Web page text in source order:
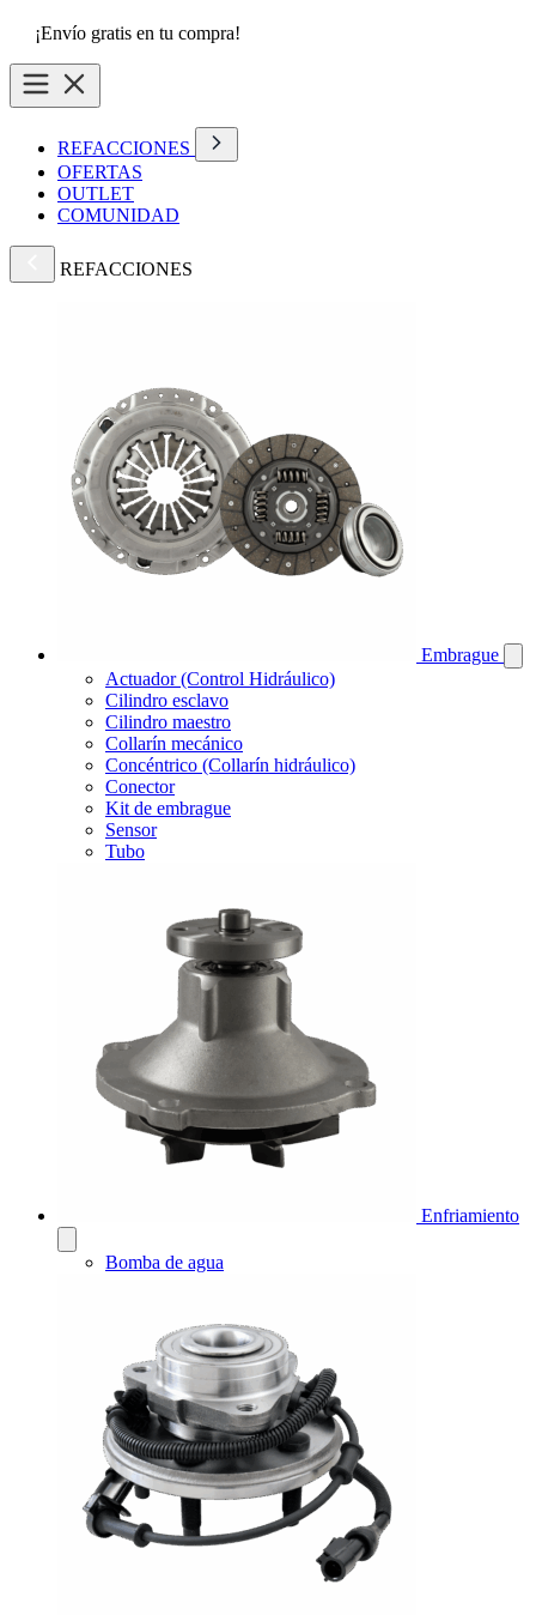
¡Envío gratis en tu compra!
REFACCIONES
OFERTAS
OUTLET
COMUNIDAD
REFACCIONES
Embrague
Actuador (Control Hidráulico)
Cilindro esclavo
Cilindro maestro
Collarín mecánico
Concéntrico (Collarín hidráulico)
Conector
Kit de embrague
Sensor
Tubo
Enfriamiento
Bomba de agua